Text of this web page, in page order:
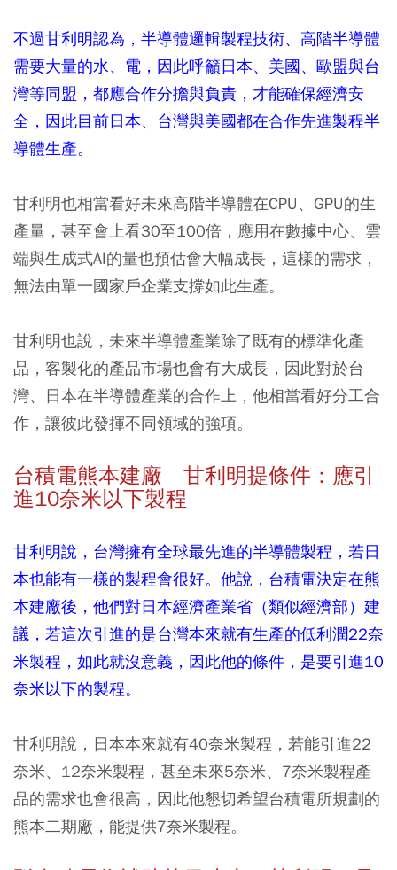
不過甘利明認為，半導體邏輯製程技術、高階半導體
需要大量的水、電，因此呼籲日本、美國、歐盟與台
灣等同盟，都應合作分擔與負責，才能確保經濟安
全，因此目前日本、台灣與美國都在合作先進製程半
導體生產。
甘利明也相當看好未來高階半導體在CPU、GPU的生
產量，甚至會上看30至100倍，應用在數據中心、雲
端與生成式AI的量也預估會大幅成長，這樣的需求，
無法由單一國家戶企業支撐如此生產。
甘利明也說，未來半導體產業除了既有的標準化產
品，客製化的產品市場也會有大成長，因此對於台
灣、日本在半導體產業的合作上，他相當看好分工合
作，讓彼此發揮不同領域的強項。
台積電熊本建廠 甘利明提條件：應引
進10奈米以下製程
甘利明說，台灣擁有全球最先進的半導體製程，若日
本也能有一樣的製程會很好。他說，台積電決定在熊
本建廠後，他們對日本經濟產業省（類似經濟部）建
議，若這次引進的是台灣本來就有生產的低利潤22奈
米製程，如此就沒意義，因此他的條件，是要引進10
奈米以下的製程。
甘利明說，日本本來就有40奈米製程，若能引進22
奈米、12奈米製程，甚至未來5奈米、7奈米製程產
品的需求也會很高，因此他懇切希望台積電所規劃的
熊本二期廠，能提供7奈米製程。